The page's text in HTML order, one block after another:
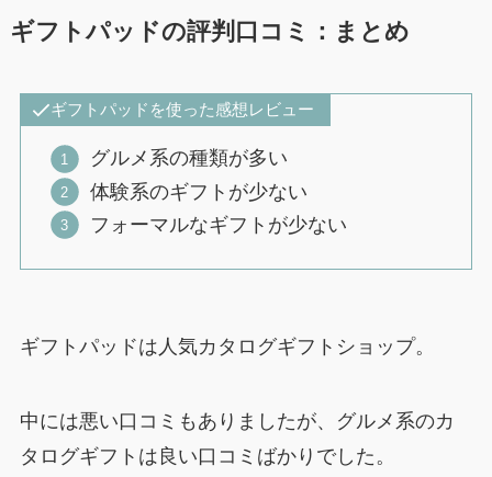
ギフトパッドの評判口コミ：まとめ
ギフトパッドを使った感想レビュー
グルメ系の種類が多い
体験系のギフトが少ない
フォーマルなギフトが少ない
ギフトパッドは人気カタログギフトショップ。
中には悪い口コミもありましたが、グルメ系のカ
タログギフトは良い口コミばかりでした。